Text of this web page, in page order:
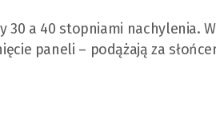
30 a 40 stopniami nachylenia.
paneli – podążają za